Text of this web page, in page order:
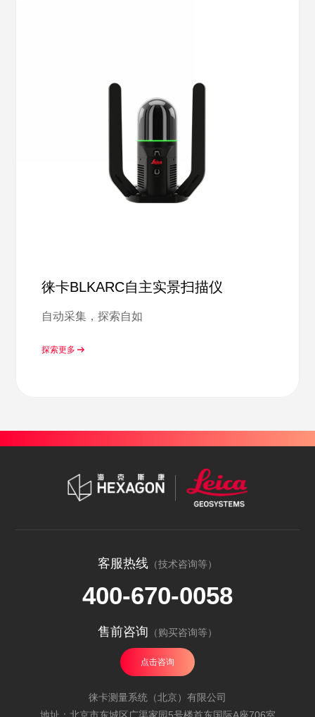
徕卡BLKARC自主实景扫描仪
自动采集，探索自如
探索更多
客服热线 （技术咨询等）
400-670-0058
售前咨询 （购买咨询等）
点击咨询
徕卡测量系统（北京）有限公司
地址：北京市东城区广渠家园5号楼首东国际A座706室